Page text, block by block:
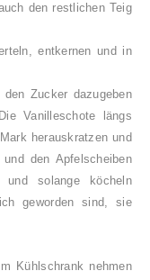
den restlichen Teig
entkernen und in
Zucker dazugeben
Vanilleschote längs
herauskratzen und
den Apfelscheiben
und solange köcheln
geworden sind, sie
Kühlschrank nehmen